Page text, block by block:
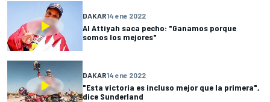
DAKAR14 ene 2022
Al Attiyah saca pecho: "Ganamos porque
somos los mejores"
DAKAR14 ene 2022
"Esta victoria es incluso mejor que la primera",
dice Sunderland